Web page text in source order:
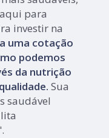
para
investir na
uma cotação
podemos
da nutrição
Sua
saudável